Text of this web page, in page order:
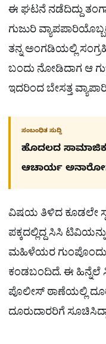
ಈ ಘಟನೆ ನಡೆದಿದ್ದು
ಗುಜುರಿ
ತನ್ನ ಅಂಗಡಿಯಲ್ಲಿ
ಬಂದು ನೋಡಿದಾಗ ಆ
ಇದರಿಂದ ಬೇಸತ್ತ
ಸಂಬಂಧಿತ ಸುದ್ದಿ
ಹೊದಲದ
ಆಚಾರ್ಯ
ವಿಷಯ ತಿಳಿದ ಕೂಡಲೇ
ಪಕ್ಕದಲ್ಲಿದ್ದ ಸಿಸಿ
ಮಹಿಳೆಯರ ಗುಂಪೊಂದು
ಕಂಡಬಂದಿದೆ. ಈ ಹಿನ್ನೆಲೆ
ಪೊಲೀಸ್​ ಠಾಣೆಯಲ್ಲಿ
ದೂರುದಾರರಿಗೆ